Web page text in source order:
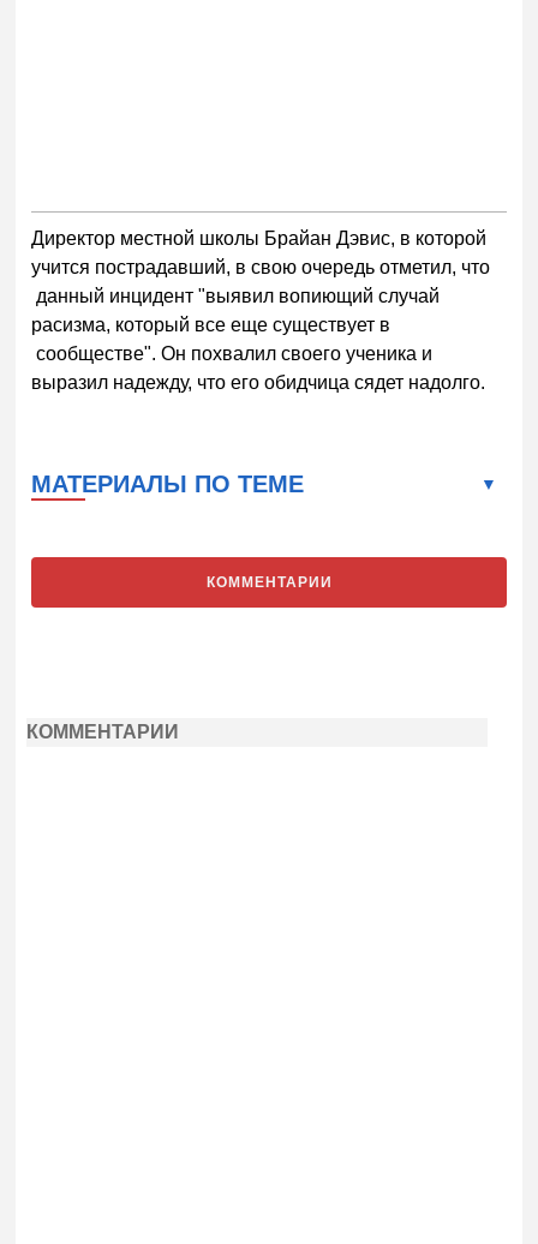
Директор местной школы Брайан Дэвис, в которой
учится пострадавший, в свою очередь отметил, что
данный инцидент "выявил вопиющий случай
расизма, который все еще существует в
сообществе". Он похвалил своего ученика и
выразил надежду, что его обидчица сядет надолго.
МАТЕРИАЛЫ ПО ТЕМЕ
КОММЕНТАРИИ
КОММЕНТАРИИ